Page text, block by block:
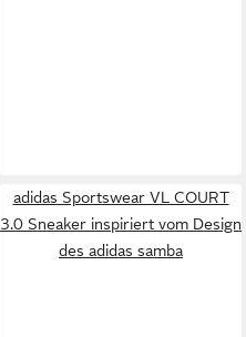
adidas Sportswear VL COURT
3.0 Sneaker inspiriert vom Design
des adidas samba